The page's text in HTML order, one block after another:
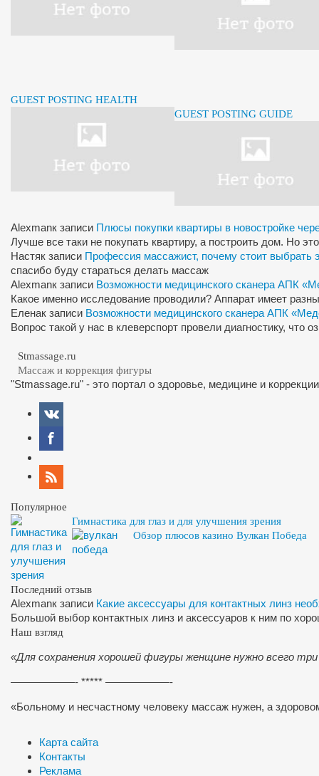
GUEST POSTING HEALTH
GUEST POSTING GUIDE
Alexmanк записи Плюсы покупки квартиры в новостройке
Лучше все таки не покупать квартиру, а построить дом. Но
Настяк записи Профессия массажист, почему стоит выбрать
спасибо буду стараться делать массаж
Alexmanк записи Возможности медицинского сканера АПК
Какое именно исследование проводили? Аппарат имеет
Еленак записи Возможности медицинского сканера АПК
Вопрос такой у нас в клеверспорт провели диагностику, что
Stmassage.ru
Массаж и коррекция фигуры
"Stmassage.ru" - это портал о здоровье, медицине и
Популярное
Гимнастика для глаз и для улучшения зрения
Обзор плюсов казино Вулкан Победа
Последний отзыв
Alexmanк записи Какие аксессуары для контактных линз
Большой выбор контактных линз и аксессуаров к ним по
Наш взгляд
«Для сохранения хорошей фигуры женщине нужно всего
——————- ***** ——————-
«Больному и несчастному человеку массаж нужен, а
Карта сайта
Контакты
Реклама